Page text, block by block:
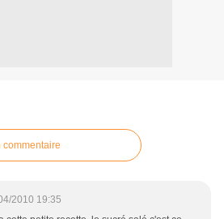
commentaire
2010 19:35